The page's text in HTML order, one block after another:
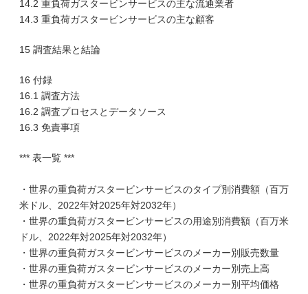
14.2 重負荷ガスタービンサービスの主な流通業者
14.3 重負荷ガスタービンサービスの主な顧客
15 調査結果と結論
16 付録
16.1 調査方法
16.2 調査プロセスとデータソース
16.3 免責事項
*** 表一覧 ***
・世界の重負荷ガスタービンサービスのタイプ別消費額（百万
米ドル、2022年対2025年対2032年）
・世界の重負荷ガスタービンサービスの用途別消費額（百万米
ドル、2022年対2025年対2032年）
・世界の重負荷ガスタービンサービスのメーカー別販売数量
・世界の重負荷ガスタービンサービスのメーカー別売上高
・世界の重負荷ガスタービンサービスのメーカー別平均価格